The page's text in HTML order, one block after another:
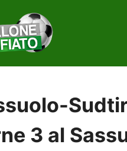
3 al